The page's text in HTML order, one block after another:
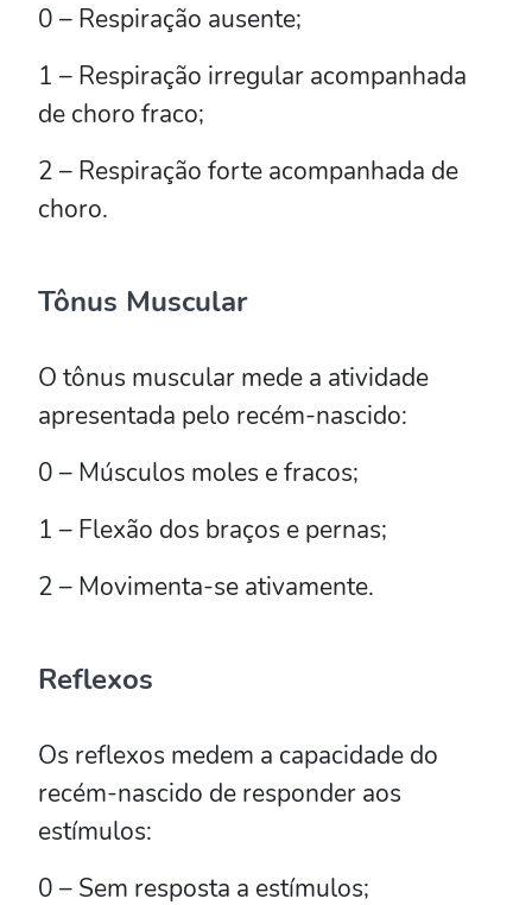
0 – Respiração ausente;
1 – Respiração irregular acompanhada
de choro fraco;
2 – Respiração forte acompanhada de
choro.
Tônus Muscular
O tônus muscular mede a atividade
apresentada pelo recém-nascido:
0 – Músculos moles e fracos;
1 – Flexão dos braços e pernas;
2 – Movimenta-se ativamente.
Reflexos
Os reflexos medem a capacidade do
recém-nascido de responder aos
estímulos:
0 – Sem resposta a estímulos;